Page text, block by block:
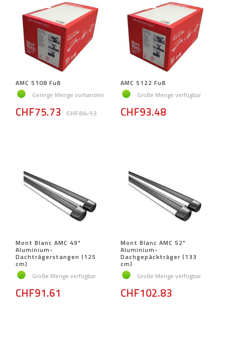
AMC 5108 Fuß
Geringe Menge vorhanden
CHF84.13
CHF75.73
AMC 5122 Fuß
Große Menge verfügbar
CHF93.48
Mont Blanc AMC 49"
Aluminium-
Dachträgerstangen (125
cm)
Große Menge verfügbar
CHF91.61
Mont Blanc AMC 52"
Aluminium-
Dachgepäckträger (133
cm)
Große Menge verfügbar
CHF102.83